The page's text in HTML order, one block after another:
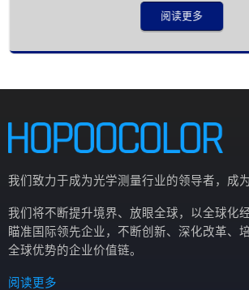
域，可以自动测试发光表面任意位置的最
可自定义指定不同位置的亮度。
阅读更多
我们致力于成为光学测量行业的领导者，成
我们将不断提升境界、放眼全球，以全球化
瞄准国际领先企业，不断创新、深化改革、
全球优势的企业价值链。
阅读更多